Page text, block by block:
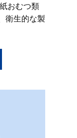
おむつ類
衛生的な製